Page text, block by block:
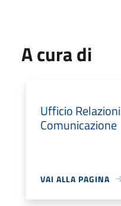
A cura di
Ufficio
Comunicazione
VAI ALLA PAGINA